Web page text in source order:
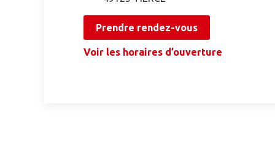
Prendre rendez-vous
Voir les horaires d’ouverture